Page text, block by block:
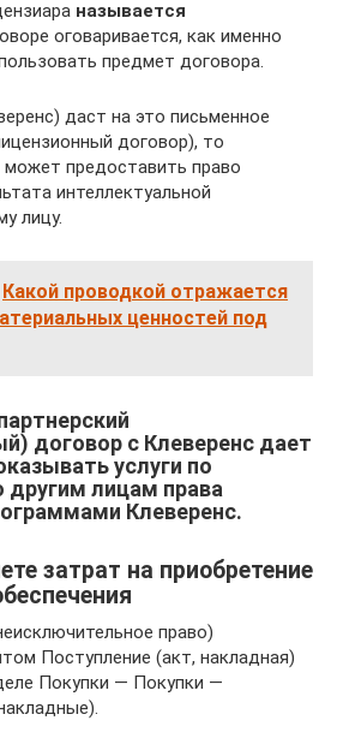
называется
оговаривается, как именно
предмет договора.
даст на это письменное
договор), то
предоставить право
интеллектуальной
лицу.
Какой проводкой отражается
ценностей под
договор с Клеверенс дает
услуги по
лицам права
Клеверенс.
затрат на приобретение
право)
Поступление (акт, накладная)
Покупки — Покупки —